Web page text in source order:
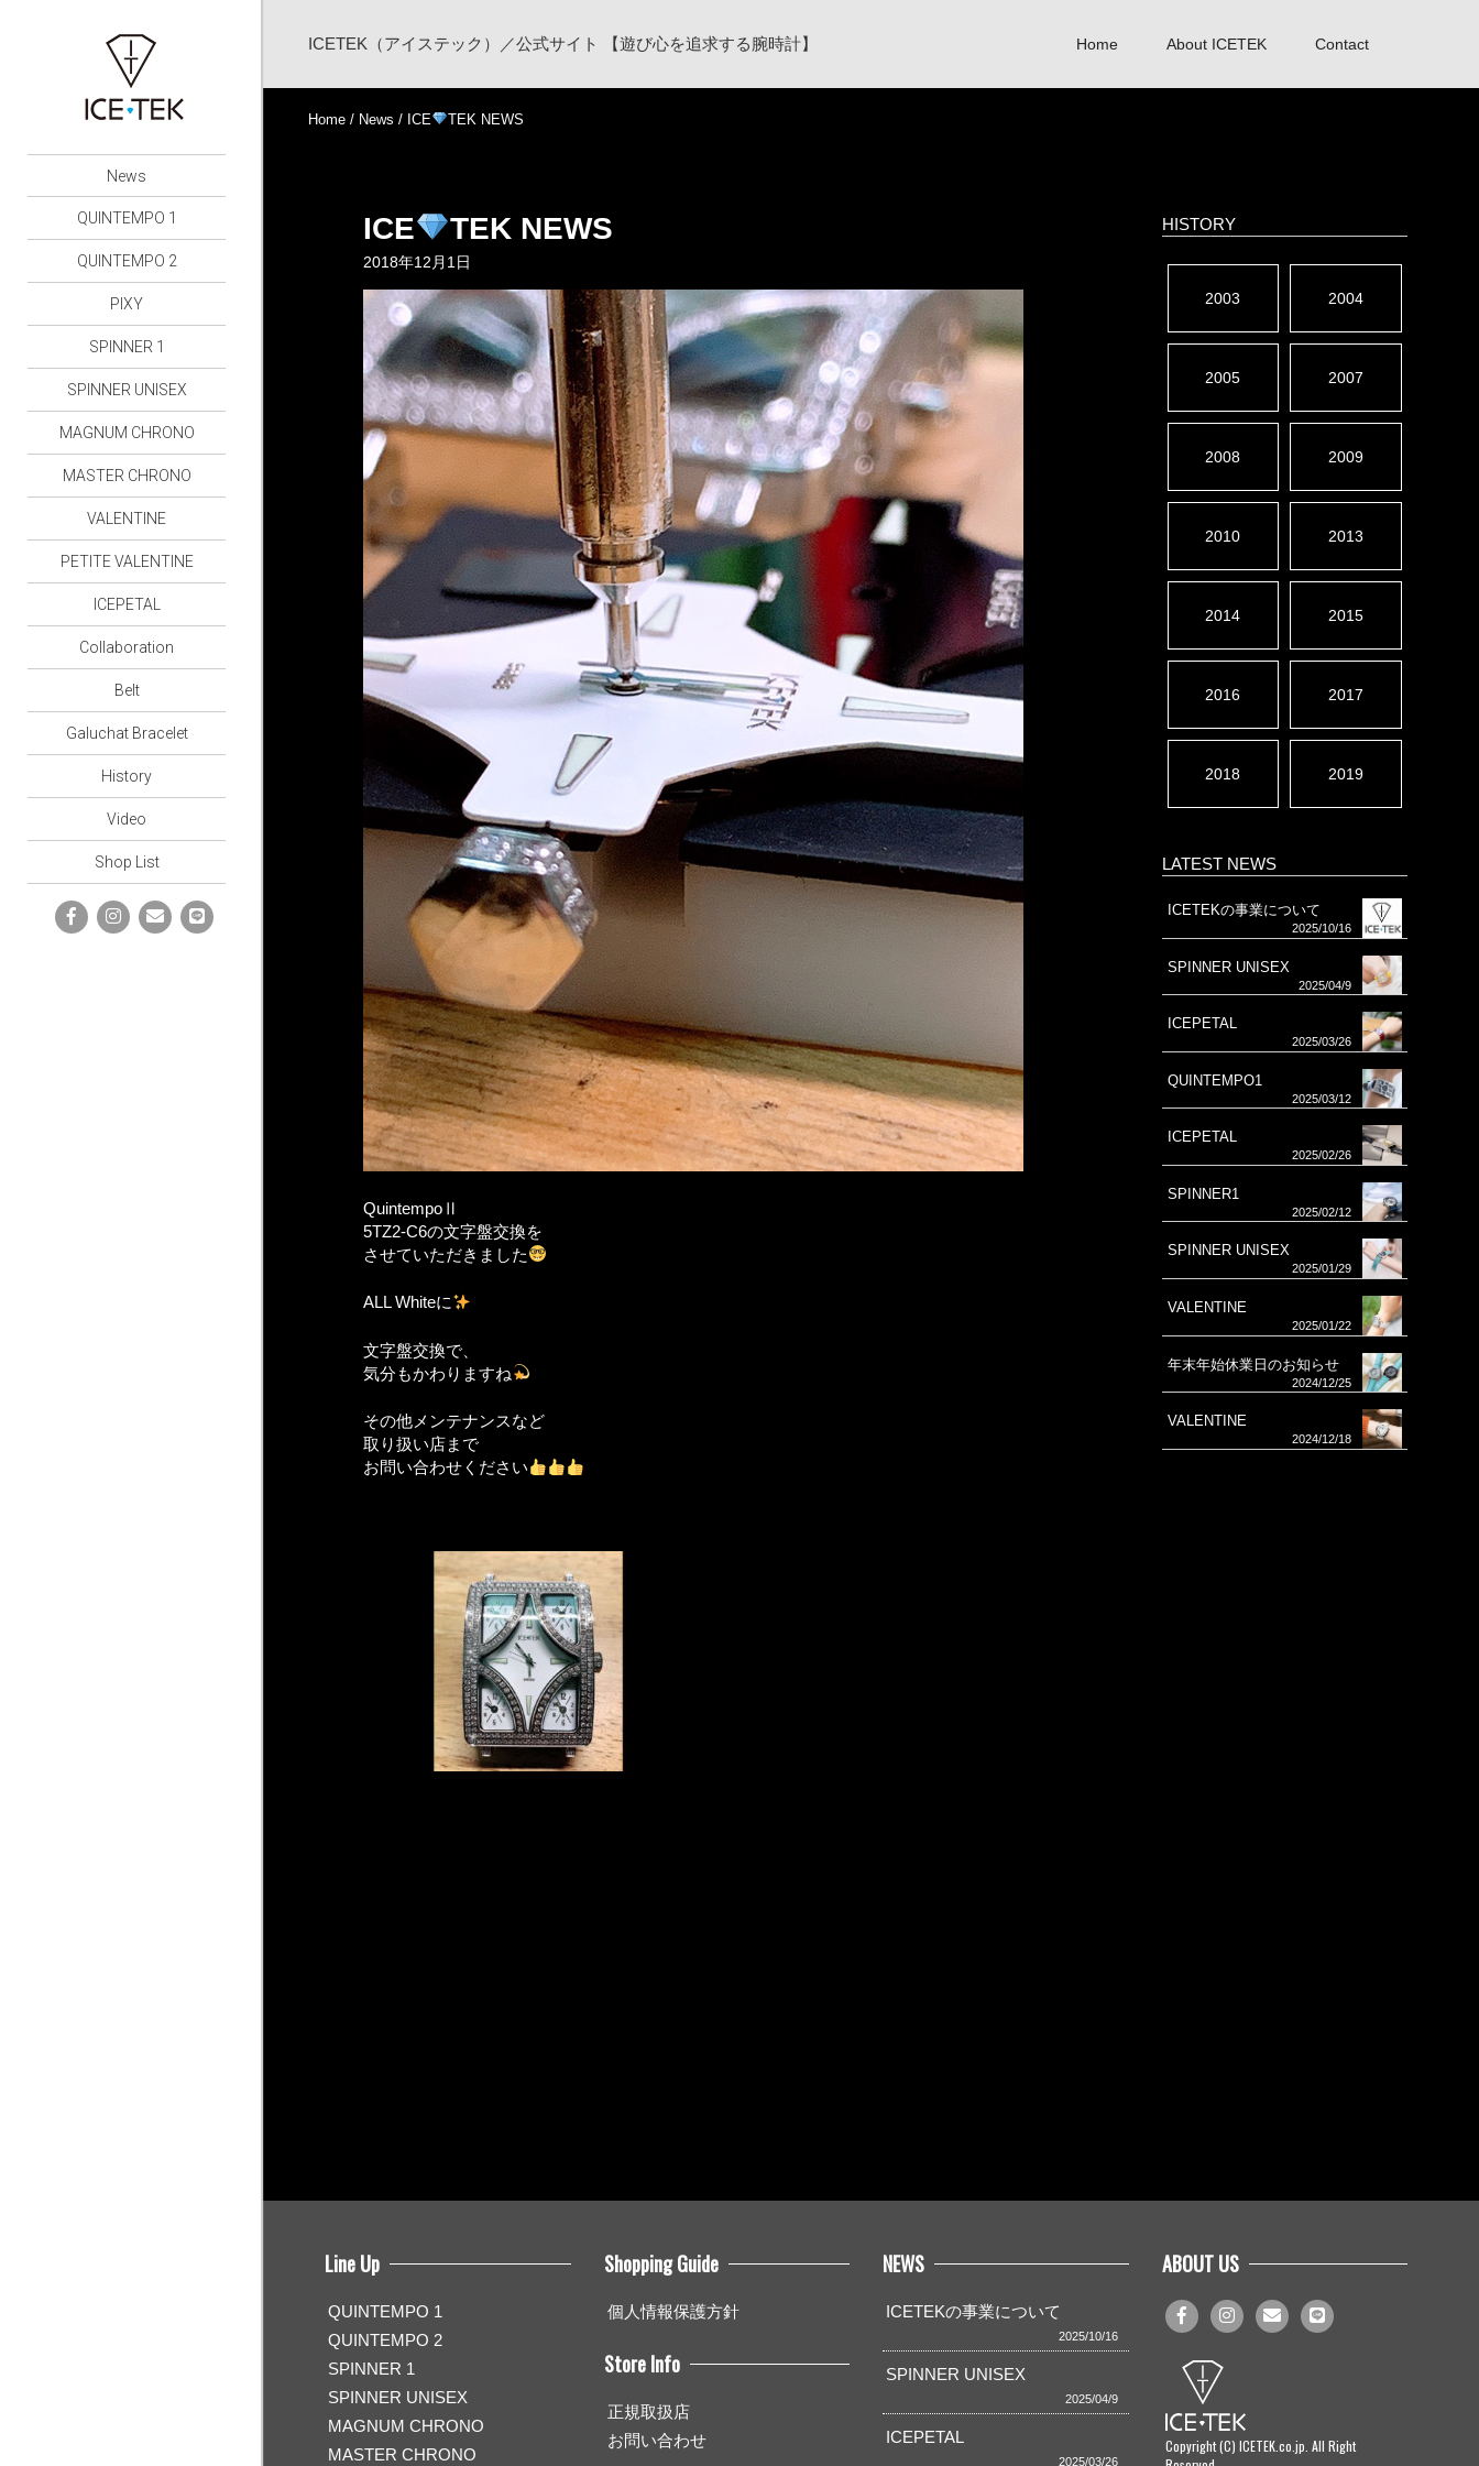
ICETEK（アイステック）／公式サイト 【遊び心を追求する腕時計】 Home About ICETEK Contact
News
QUINTEMPO 1
QUINTEMPO 2
PIXY
SPINNER 1
SPINNER UNISEX
MAGNUM CHRONO
MASTER CHRONO
VALENTINE
PETITE VALENTINE
ICEPETAL
Collaboration
Belt
Galuchat Bracelet
History
Video
Shop List
Home / News / ICE TEK NEWS
ICE TEK NEWS
2018年12月1日
QuintempoⅡ
5TZ2-C6の文字盤交換を
させていただきました
ALL Whiteに
文字盤交換で、
気分もかわりますね
その他メンテナンスなど
取り扱い店まで
お問い合わせください
HISTORY
2003 2004
2005 2007
2008 2009
2010 2013
2014 2015
2016 2017
2018 2019
LATEST NEWS
ICETEKの事業について
2025/10/16
SPINNER UNISEX
2025/04/9
ICEPETAL
2025/03/26
QUINTEMPO1
2025/03/12
ICEPETAL
2025/02/26
SPINNER1
2025/02/12
SPINNER UNISEX
2025/01/29
VALENTINE
2025/01/22
年末年始休業日のお知らせ
2024/12/25
VALENTINE
2024/12/18
Line Up
QUINTEMPO 1
QUINTEMPO 2
SPINNER 1
SPINNER UNISEX
MAGNUM CHRONO
MASTER CHRONO
Shopping Guide
個人情報保護方針
Store Info
正規取扱店
お問い合わせ
NEWS
ICETEKの事業について
2025/10/16
SPINNER UNISEX
2025/04/9
ICEPETAL
2025/03/26
ABOUT US
Copyright (C) ICETEK.co.jp. All Right